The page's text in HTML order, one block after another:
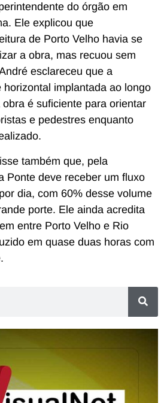
do órgão em
Ele explicou que
de Porto Velho havia se
a obra, mas recuou sem
esclareceu que a
implantada ao longo
é suficiente para orientar
e pedestres enquanto
também que, pela
Ponte deve receber um fluxo
dia, com 60% desse volume
porte. Ele ainda acredita
entre Porto Velho e Rio
em quase duas horas com